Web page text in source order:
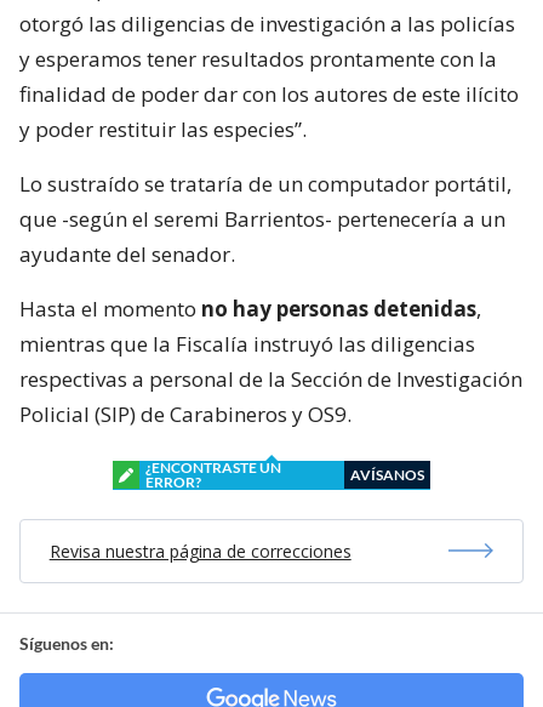
otorgó las diligencias de investigación a las policías
y esperamos tener resultados prontamente con la
finalidad de poder dar con los autores de este ilícito
y poder restituir las especies”.
Lo sustraído se trataría de un computador portátil,
que -según el seremi Barrientos- pertenecería a un
ayudante del senador.
Hasta el momento no hay personas detenidas,
mientras que la Fiscalía instruyó las diligencias
respectivas a personal de la Sección de Investigación
Policial (SIP) de Carabineros y OS9.
¿ENCONTRASTE UN
ERROR?
AVÍSANOS
Revisa nuestra página de correcciones
Síguenos en: